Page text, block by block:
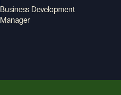
Business Development
Manager